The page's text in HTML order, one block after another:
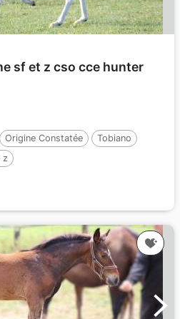
sf et z cso cce hunter
Origine Constatée
Tobiano
z